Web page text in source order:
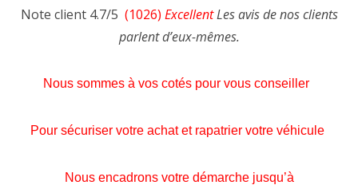
Note client 4.7/5 (1026) ExcellentLes avis de nos clients
parlent d’eux-mêmes.
Nous sommes à vos cotés pour vous conseiller
Pour sécuriser votre achat et rapatrier votre véhicule
Nous encadrons votre démarche jusqu’à